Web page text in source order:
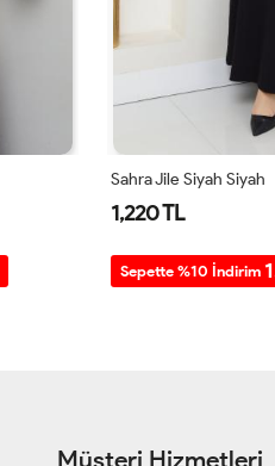
Sahra Jile Siyah Siyah
1,220 TL
Sepette %10 İndirim
Müşteri Hizmetleri